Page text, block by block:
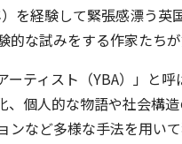
を経験して緊張感漂う英
な試みをする作家たちが
ーティスト（YBA）」と
、個人的な物語や社会構
など多様な手法を用い